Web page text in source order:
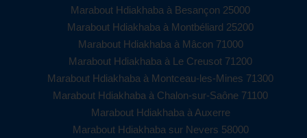
Marabout Hdiakhaba à Besançon 25000
Marabout Hdiakhaba à Montbéliard 25200
Marabout Hdiakhaba à Mâcon 71000
Marabout Hdiakhaba à Le Creusot 71200
Marabout Hdiakhaba à Montceau-les-Mines 71300
Marabout Hdiakhaba à Chalon-sur-Saône 71100
Marabout Hdiakhaba à Auxerre
Marabout Hdiakhaba sur Nevers 58000